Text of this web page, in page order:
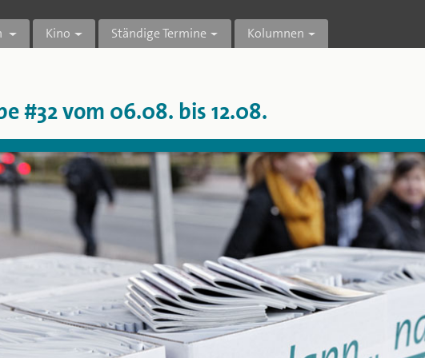
Kino Ständige Termine Kolumnen
#32vom 06.08. bis 12.08.